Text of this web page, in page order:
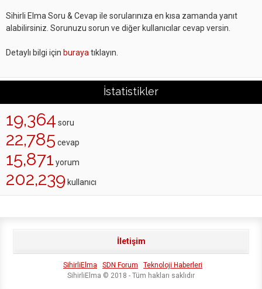
Sihirli Elma Soru & Cevap ile sorularınıza en kısa zamanda yanıt
alabilirsiniz. Sorunuzu sorun ve diğer kullanıcılar cevap versin.
Detaylı bilgi için buraya tıklayın.
İstatistikler
19,364 soru
22,785 cevap
15,871 yorum
202,239 kullanıcı
İletişim
SihirliElma SDN Forum
Teknoloji Haberleri
SihirliElma © 2018 - Tüm hakları saklıdır